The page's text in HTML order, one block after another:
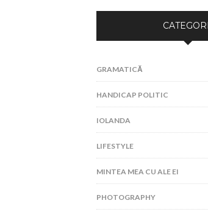
CATEGORII
GRAMATICĂ
HANDICAP POLITIC
IOLANDA
LIFESTYLE
MINTEA MEA CU ALE EI
PHOTOGRAPHY